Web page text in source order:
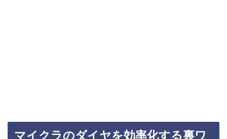
マイクラのダイヤを効率化する裏ワ